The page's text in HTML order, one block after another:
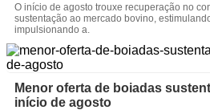
O início de agosto trouxe recuperação no
sustentação ao mercado bovino,
impulsionando a.
Menor oferta de boiadas
início de agosto